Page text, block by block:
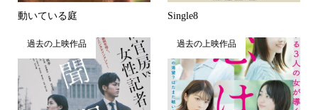
動いている庭 Single8
過去の上映作品 過去の上映作品